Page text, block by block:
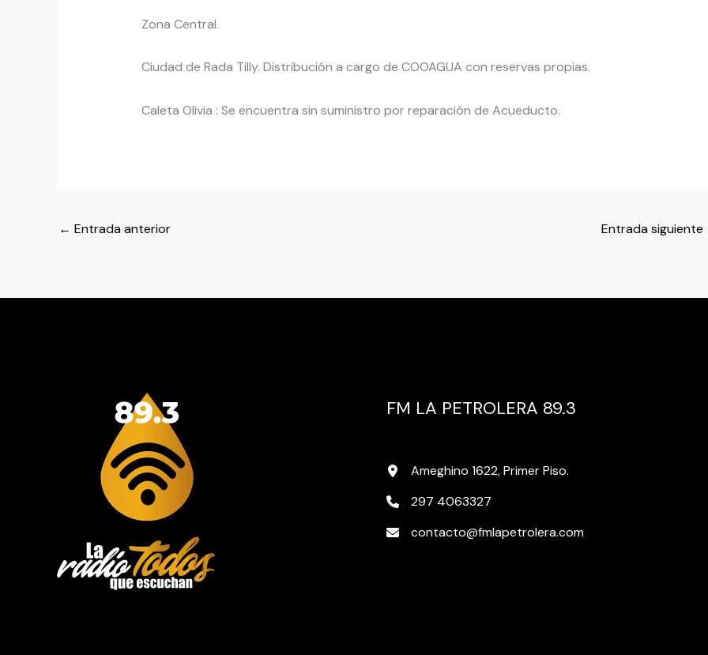
Zona Central.
Ciudad de Rada Tilly. Distribución a cargo de COOAGUA con reservas propias.
Caleta Olivia : Se encuentra sin suministro por reparación de Acueducto.
← Entrada anterior Entrada siguiente
FM LA PETROLERA 89.3
Ameghino 1622, Primer Piso.
297 4063327
contacto@fmlapetrolera.com